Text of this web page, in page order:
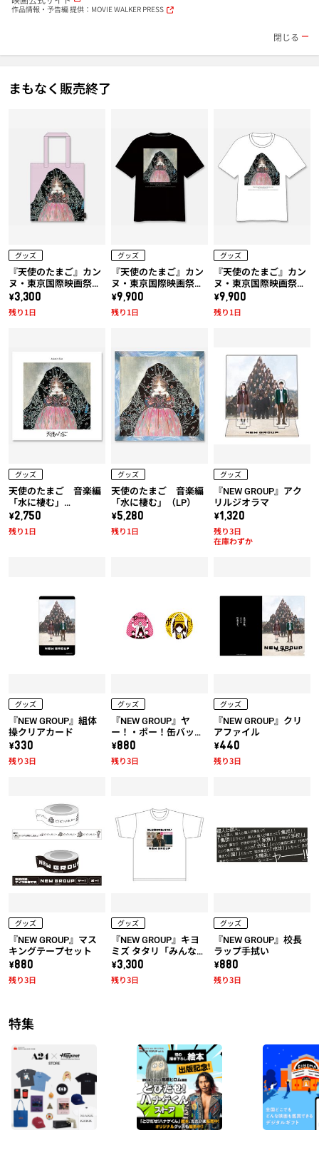
作品情報・予告編 提供：MOVIE WALKER PRESS
閉じる
まもなく販売終了
グッズ
『天使のたまご』カン
ヌ・東京国際映画祭上
映作品!! 天使のたまご
「水に棲む」トートバ
ッグ
\3,300
残り1日
グッズ
『天使のたまご』カン
ヌ・東京国際映画祭上
映作品!! 天使のたまご
「水に棲む」x 久米繊
維コラボTシャツ (黒)
\9,900
残り1日
グッズ
『天使のたまご』カン
ヌ・東京国際映画祭上
映作品!! 天使のたまご
「水に棲む」x 久米繊
維コラボTシャツ (白)
\9,900
残り1日
グッズ
天使のたまご 音楽編
「水に棲む」
（UHQCD）
\2,750
残り1日
グッズ
天使のたまご 音楽編
「水に棲む」（LP）
\5,280
残り1日
グッズ
『NEW GROUP』アク
リルジオラマ
\1,320
在庫わずか
残り3日
グッズ
『NEW GROUP』組体
操クリアカード
\330
残り3日
グッズ
『NEW GROUP』ヤ
ー！・ポー！缶バッジ
セット
\880
残り3日
グッズ
『NEW GROUP』クリ
アファイル
\440
残り3日
グッズ
『NEW GROUP』マス
キングテープセット
\880
残り3日
グッズ
『NEW GROUP』キヨ
ミズ タタリ「みんな騙
されちゃダメだ！」T
シャツ
\3,300
残り3日
グッズ
『NEW GROUP』校長
ラップ手拭い
\880
残り3日
特集